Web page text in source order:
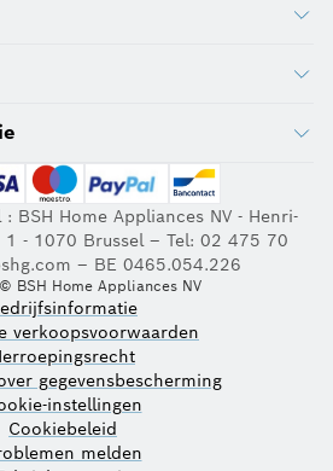
BSH Home Appliances NV - Henri-
1 - 1070 Brussel – Tel: 02 475 70
– BE 0465.054.226
BSH Home Appliances NV
verkoopsvoorwaarden
gegevensbescherming
instellingen
Cookiebeleid
melden